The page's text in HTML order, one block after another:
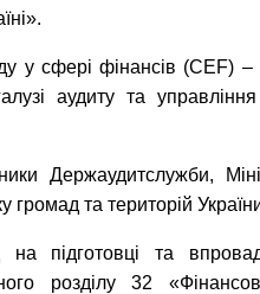
у сфері фінансів (CEF) –
аудиту та
Держаудитслужби,
громад та територій
підготовці та
розділу 32